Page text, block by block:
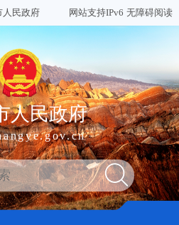
人民政府 网站支持IPv6 无障碍阅读
人民政府